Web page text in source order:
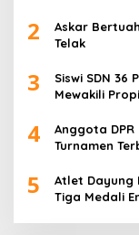
2
Askar
Telak
3
Siswi SDN
Mewakili
4
Anggota DPR
Turnamen
5
Atlet Dayung
Tiga Medali